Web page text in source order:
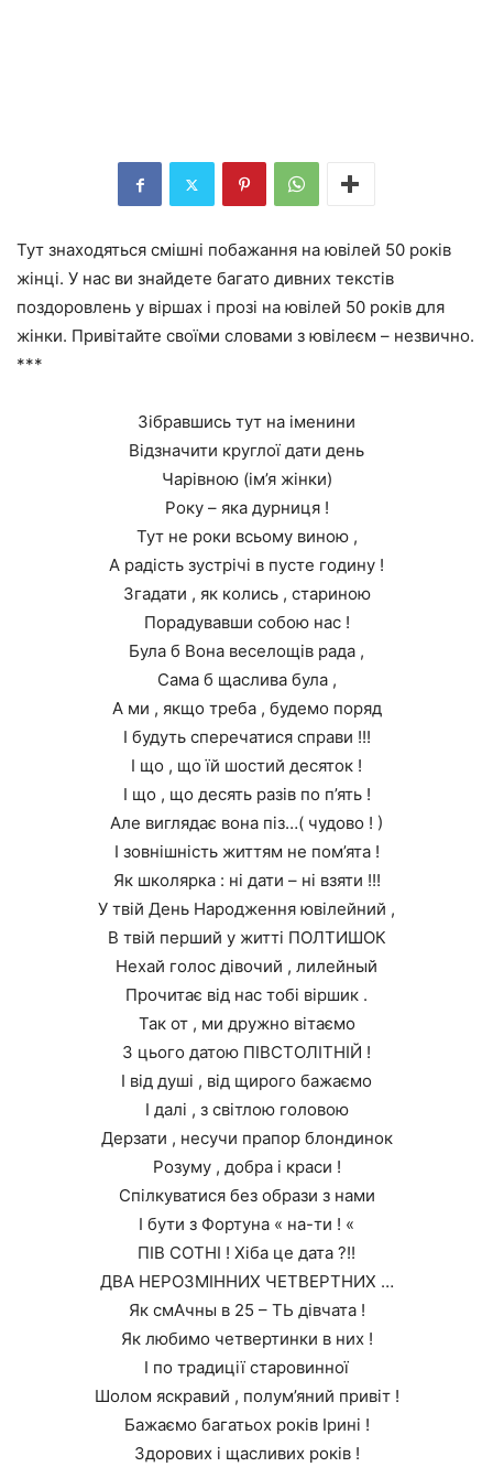
Тут знаходяться смішні побажання на ювілей 50 років
жінці. У нас ви знайдете багато дивних текстів
поздоровлень у віршах і прозі на ювілей 50 років для
жінки. Привітайте своїми словами з ювілеєм – незвично.
***
Зібравшись тут на іменини
Відзначити круглої дати день
Чарівною (ім’я жінки)
Року – яка дурниця !
Тут не роки всьому виною ,
А радість зустрічі в пусте годину !
Згадати , як колись , стариною
Порадувавши собою нас !
Була б Вона веселощів рада ,
Сама б щаслива була ,
А ми , якщо треба , будемо поряд
І будуть сперечатися справи !!!
І що , що їй шостий десяток !
І що , що десять разів по п’ять !
Але виглядає вона піз…( чудово ! )
І зовнішність життям не пом’ята !
Як школярка : ні дати – ні взяти !!!
У твій День Народження ювілейний ,
В твій перший у житті ПОЛТИШОК
Нехай голос дівочий , лилейный
Прочитає від нас тобі віршик .
Так от , ми дружно вітаємо
З цього датою ПІВСТОЛІТНІЙ !
І від душі , від щирого бажаємо
І далі , з світлою головою
Дерзати , несучи прапор блондинок
Розуму , добра і краси !
Спілкуватися без образи з нами
І бути з Фортуна « на-ти ! «
ПІВ СОТНІ ! Хіба це дата ?!!
ДВА НЕРОЗМІННИХ ЧЕТВЕРТНИХ …
Як смАчны в 25 – ТЬ дівчата !
Як любимо четвертинки в них !
І по традиції старовинної
Шолом яскравий , полум’яний привіт !
Бажаємо багатьох років Ірині !
Здорових і щасливих років !